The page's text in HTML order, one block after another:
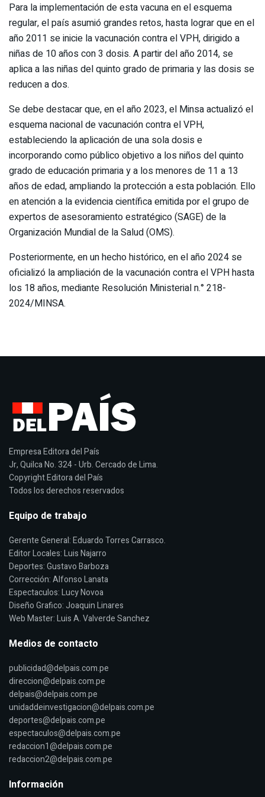
Para la implementación de esta vacuna en el esquema
regular, el país asumió grandes retos, hasta lograr que en el
año 2011 se inicie la vacunación contra el VPH, dirigido a
niñas de 10 años con 3 dosis. A partir del año 2014, se
aplica a las niñas del quinto grado de primaria y las dosis se
reducen a dos.
Se debe destacar que, en el año 2023, el Minsa actualizó el
esquema nacional de vacunación contra el VPH,
estableciendo la aplicación de una sola dosis e
incorporando como público objetivo a los niños del quinto
grado de educación primaria y a los menores de 11 a 13
años de edad, ampliando la protección a esta población. Ello
en atención a la evidencia científica emitida por el grupo de
expertos de asesoramiento estratégico (SAGE) de la
Organización Mundial de la Salud (OMS).
Posteriormente, en un hecho histórico, en el año 2024 se
oficializó la ampliación de la vacunación contra el VPH hasta
los 18 años, mediante Resolución Ministerial n.° 218-
2024/MINSA.
Empresa Editora del País
Jr, Quilca No. 324 - Urb. Cercado de Lima.
Copyright Editora del País
Todos los derechos reservados
Equipo de trabajo
Gerente General: Eduardo Torres Carrasco.
Editor Locales: Luis Najarro
Deportes: Gustavo Barboza
Corrección: Alfonso Lanata
Espectaculos: Lucy Novoa
Diseño Grafico: Joaquin Linares
Web Master: Luis A. Valverde Sanchez
Medios de contacto
publicidad@delpais.com.pe
direccion@delpais.com.pe
delpais@delpais.com.pe
unidaddeinvestigacion@delpais.com.pe
deportes@delpais.com.pe
espectaculos@delpais.com.pe
redaccion1@delpais.com.pe
redaccion2@delpais.com.pe
Información